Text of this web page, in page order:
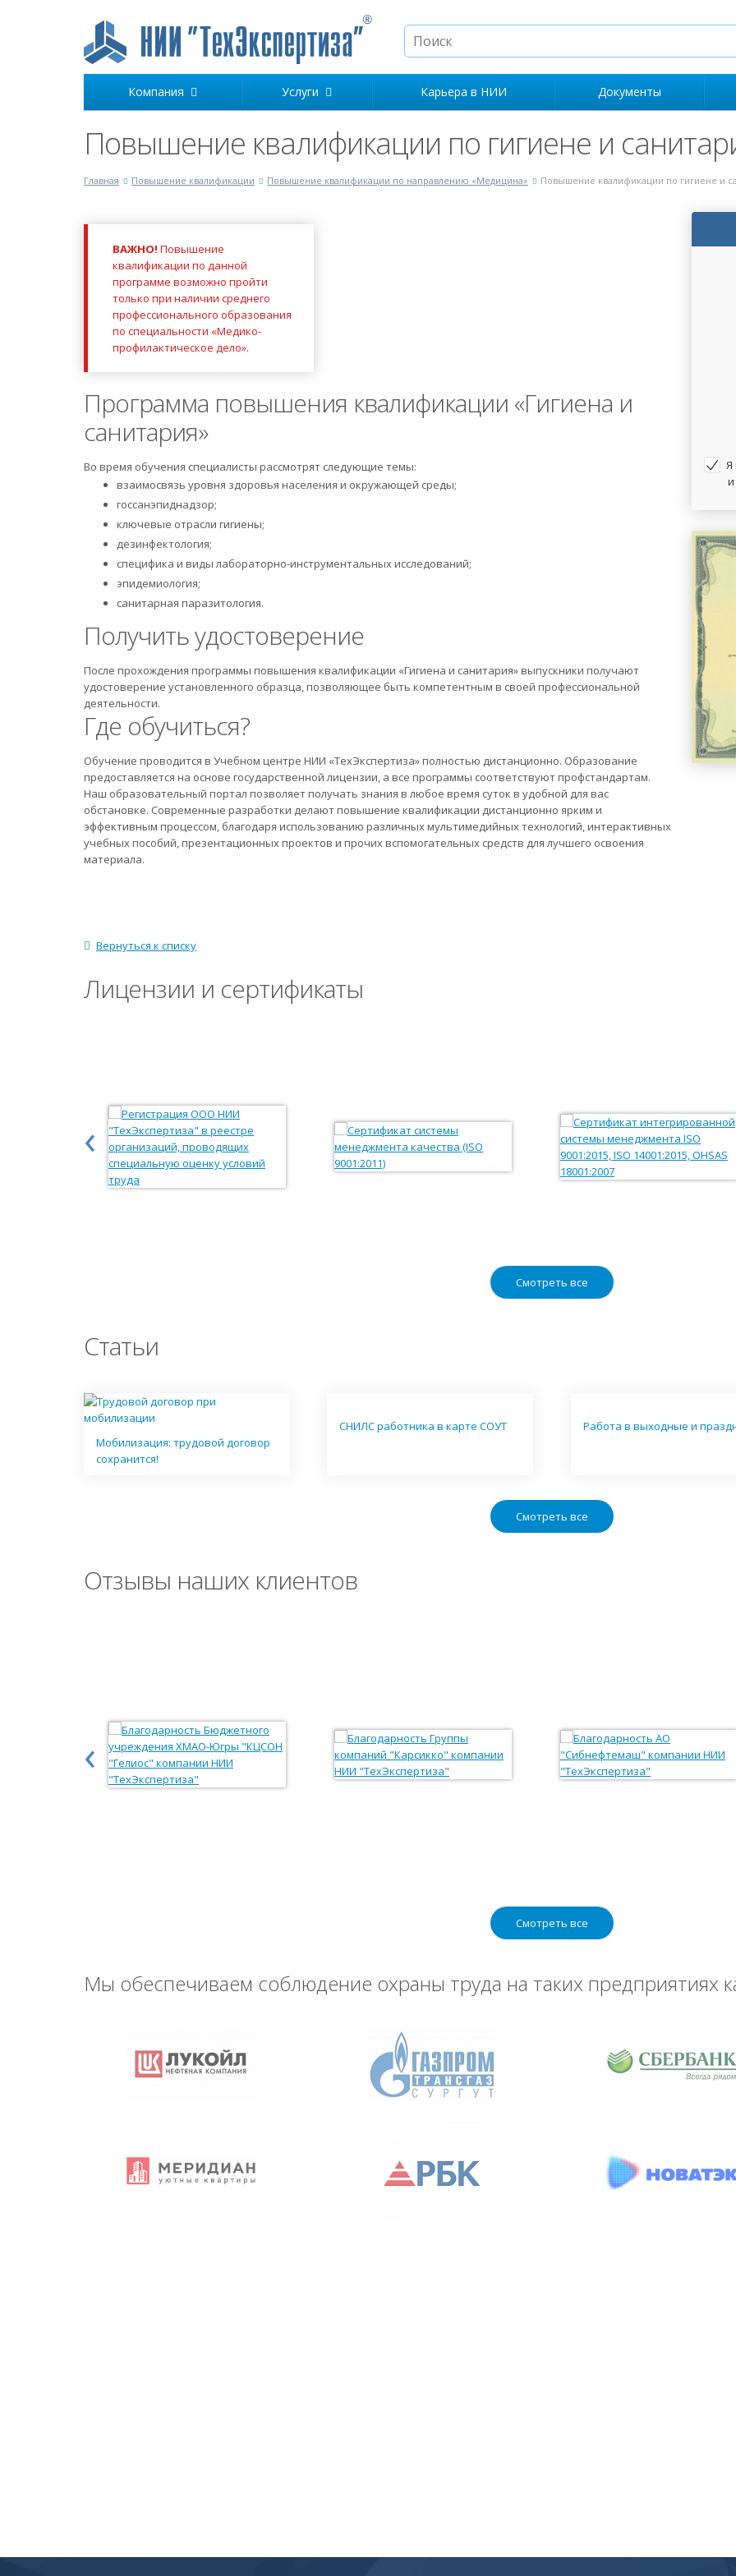
Компания Услуги Карьера в НИИ Документы
Повышение квалификации по гигиене и
Главная Повышение квалификации Повышение квалификации по направлению «Медицина» Повышение квалификации по гигиене и
Я
ВАЖНО! Повышение
квалификации по данной
программе возможно пройти
только при наличии среднего
профессионального образования
по специальности «Медико-
профилактическое дело».
Программа повышения квалификации «Гигиена и
санитария»
Во время обучения специалисты рассмотрят следующие темы:
взаимосвязь уровня здоровья населения и окружающей среды;
госсанэпиднадзор;
ключевые отрасли гигиены;
дезинфектология;
специфика и виды лабораторно-инструментальных исследований;
эпидемиология;
санитарная паразитология.
Получить удостоверение
После прохождения программы повышения квалификации «Гигиена и санитария» выпускники получают
удостоверение установленного образца, позволяющее быть компетентным в своей профессиональной
деятельности.
Где обучиться?
Обучение проводится в Учебном центре НИИ «ТехЭкспертиза» полностью дистанционно. Образование
предоставляется на основе государственной лицензии, а все программы соответствуют профстандартам.
Наш образовательный портал позволяет получать знания в любое время суток в удобной для вас
обстановке. Современные разработки делают повышение квалификации дистанционно ярким и
эффективным процессом, благодаря использованию различных мультимедийных технологий, интерактивных
учебных пособий, презентационных проектов и прочих вспомогательных средств для лучшего освоения
материала.
Вернуться к списку
Лицензии и сертификаты
‹
Смотреть все
Статьи
Мобилизация: трудовой договор
сохранится!
СНИЛС работника в карте СОУТ Работа в выходные и
Смотреть все
Отзывы наших клиентов
‹
Смотреть все
Мы обеспечиваем соблюдение охраны труда на таких предприятиях